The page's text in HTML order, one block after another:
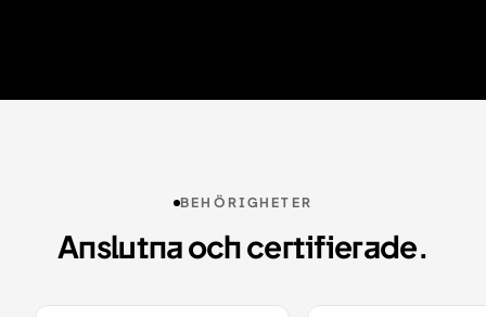
BEHÖRIGHETER
Anslutna och certifierade.